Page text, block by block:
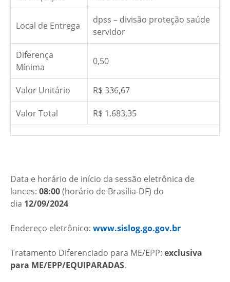
Local de Entrega
dpss – divisão proteção saúde
servidor
Diferença
Mínima
0,50
Valor Unitário R$ 336,67
Valor Total R$ 1.683,35
Data e horário de início da sessão eletrônica de
lances: 08:00(horário de Brasília-DF) do
dia 12/09/2024
Endereço eletrônico: www.sislog.go.gov.br
Tratamento Diferenciado para ME/EPP: exclusiva
para ME/EPP/EQUIPARADAS.